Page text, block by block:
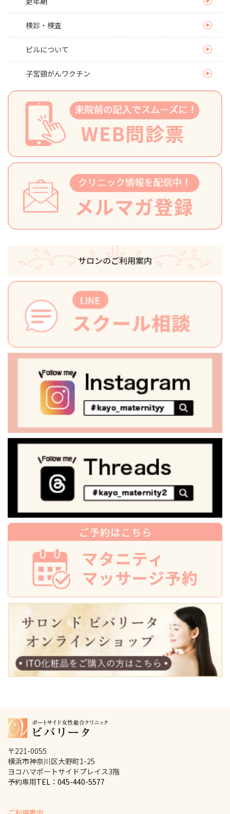
検診・検査
ピルについて
子宮頸がんワクチン
サロンのご利用案内
〒221-0055
横浜市神奈川区大野町1-25
ヨコハマポートサイドプレイス3階
予約専用TEL：045-440-5577